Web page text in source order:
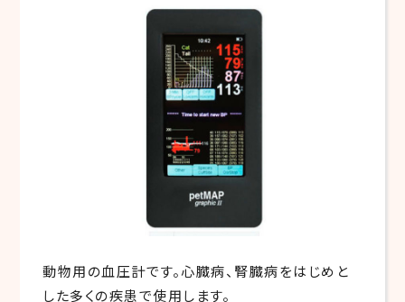
動物用の血圧計です。心臓病、腎臓病をはじめと
した多くの疾患で使用します。